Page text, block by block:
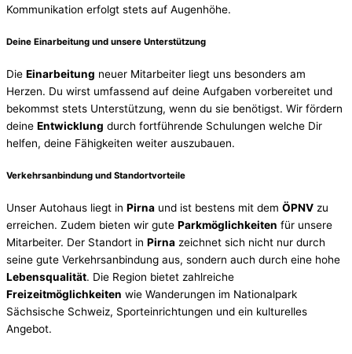
Kommunikation erfolgt stets auf Augenhöhe.
Deine Einarbeitung und unsere Unterstützung
Die Einarbeitung neuer Mitarbeiter liegt uns besonders am
Herzen. Du wirst umfassend auf deine Aufgaben vorbereitet und
bekommst stets Unterstützung, wenn du sie benötigst. Wir fördern
deine Entwicklung durch fortführende Schulungen welche Dir
helfen, deine Fähigkeiten weiter auszubauen.
Verkehrsanbindung und Standortvorteile
Unser Autohaus liegt in Pirna und ist bestens mit dem ÖPNV zu
erreichen. Zudem bieten wir gute Parkmöglichkeiten für unsere
Mitarbeiter. Der Standort in Pirna zeichnet sich nicht nur durch
seine gute Verkehrsanbindung aus, sondern auch durch eine hohe
Lebensqualität. Die Region bietet zahlreiche
Freizeitmöglichkeiten wie Wanderungen im Nationalpark
Sächsische Schweiz, Sporteinrichtungen und ein kulturelles
Angebot.